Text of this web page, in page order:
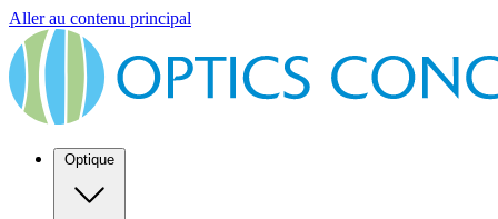
Aller au contenu principal
Optique